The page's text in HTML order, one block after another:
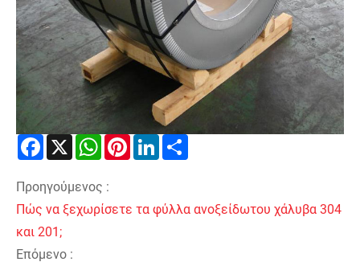
Facebook
X WhatsAppPinterestLinkedIn
Προηγούμενος :
Πώς να ξεχωρίσετε τα φύλλα ανοξείδωτου χάλυβα 304
και 201;
Επόμενο :